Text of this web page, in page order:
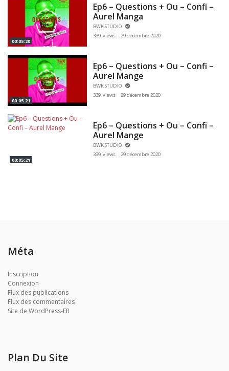
00:05:20
Ep6 – Questions + Ou – Confi –
Aurel Manga
BWK STUDIO
339 views
29 décembre 2020
00:05:21
Ep6 – Questions + Ou – Confi –
Aurel Mange
BWK STUDIO
339 views
29 décembre 2020
00:05:21
Ep6 – Questions + Ou – Confi –
Aurel Mange
BWK STUDIO
339 views
29 décembre 2020
Méta
Inscription
Connexion
Flux des publications
Flux des commentaires
Site de WordPress-FR
Plan Du Site